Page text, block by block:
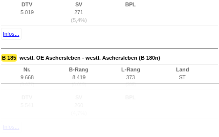
DTV
5.019
SV
271
(5,4%)
BPL
Infos...
B 185 westl. OE Aschersleben - westl. Aschersleben (B 180n)
Nr.
9.668
(9.677)
B-Rang
8.419
(6.019)
L-Rang
373
(308)
Land
ST
Infos...